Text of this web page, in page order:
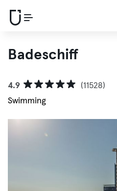
Badeschiff
4.9
(11528)
Swimming